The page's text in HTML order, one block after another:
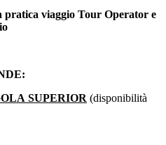
viaggio Tour Operator e
SUPERIOR (disponibilità